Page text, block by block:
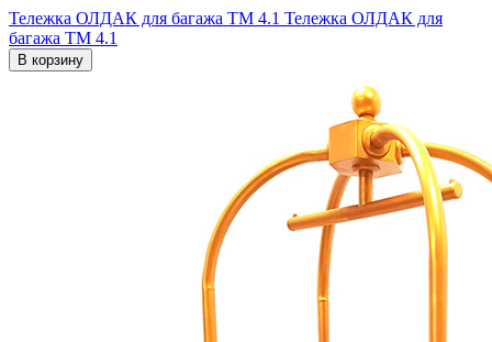
Тележка ОЛДАК для багажа ТМ 4.1 Тележка ОЛДАК для
багажа ТМ 4.1
В корзину